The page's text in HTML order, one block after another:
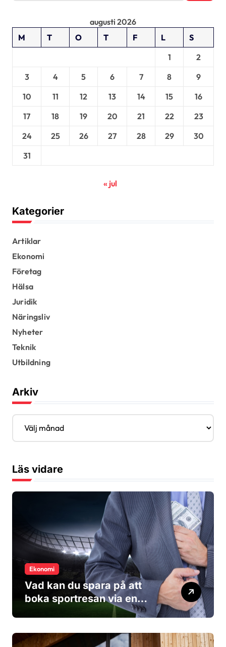
e
augusti 2026
M
T O T F L
S
1
2
3
4 5 6 7 8
9
10
11 12 13 14 15
16
17
18 19 20 21 22
23
24
25 26 27 28 29
30
31
« jul
Kategorier
Artiklar
Ekonomi
Företag
Hälsa
Juridik
Näringsliv
Nyheter
Teknik
Utbildning
Arkiv
A
k
vLäs vidare
Ekonomi
Vad kan du spara på att
boka sportresan via en
researrangör?